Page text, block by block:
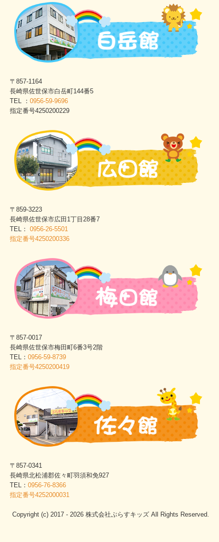
〒857-1164
長崎県佐世保市白岳町144番5
TEL ： 0956-59-9696
指定番号4250200229
〒859-3223
長崎県佐世保市広田1丁目28番7
TEL： 0956-26-5501
指定番号4250200336
〒857-0017
長崎県佐世保市梅田町6番3号2階
TEL： 0956-59-8739
指定番号4250200419
〒857-0341
長崎県北松浦郡佐々町羽須和免927
TEL： 0956-76-8366
指定番号4252000031
Copyright (c) 2017 - 2026 株式会社ぷらすキッズ All Rights Reserved.